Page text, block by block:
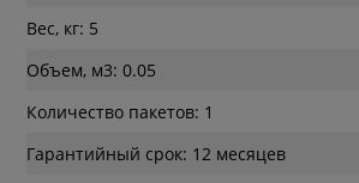
Вес, кг: 5
Объем, м3: 0.05
Количество пакетов: 1
Гарантийный срок: 12 месяцев